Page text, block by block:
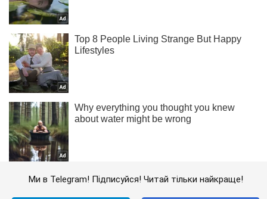
Ми в Telegram! Підписуйся! Читай тільки найкраще!